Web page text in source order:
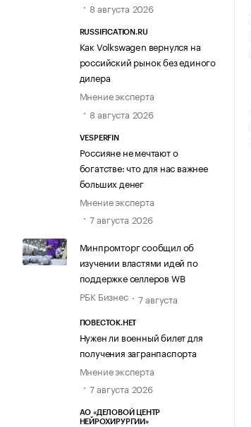
8 августа 2026
RUSSIFICATION.RU
Как Volkswagen вернулся на
российский рынок без единого
дилера
Мнение эксперта
8 августа 2026
VESPERFIN
Россияне не мечтают о
богатстве: что для нас важнее
больших денег
Мнение эксперта
7 августа 2026
Минпромторг сообщил об
изучении властями идей по
поддержке селлеров WB
РБК Бизнес
7 августа
ПОВЕСТОК.НЕТ
Нужен ли военный билет для
получения загранпаспорта
Мнение эксперта
7 августа 2026
АО «ДЕЛОВОЙ ЦЕНТР
НЕЙРОХИРУРГИИ»